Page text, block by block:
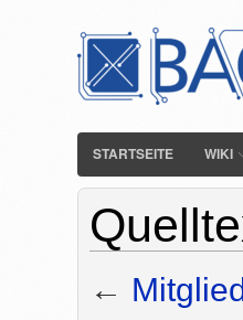
STARTSEITE WIKI
←